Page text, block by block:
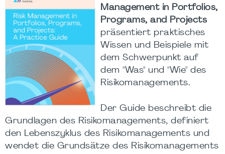
Management in Portfolios,
Programs, and Projects
präsentiert praktisches
Wissen und Beispiele mit
dem Schwerpunkt auf
dem "Was" und "Wie" des
Risikomanagements.
Der Guide beschreibt die
Grundlagen des Risikomanagements, definiert
den Lebenszyklus des Risikomanagements und
wendet die Grundsätze des Risikomanagements